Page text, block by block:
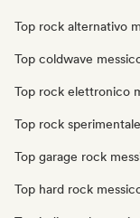
Top rock alternativo
Top coldwave
Top rock elettronico
Top rock
Top garage rock
Top hard rock